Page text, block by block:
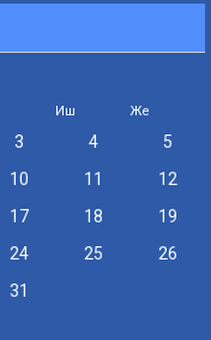
Иш Же
3 4
5
10 11
12
17 18
19
24 25
26
31